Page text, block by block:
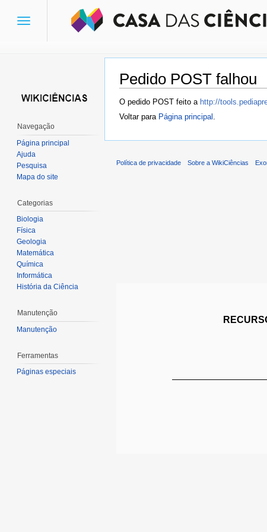
Pedido POST falhou
Ir para:navegação,pesquisa
O pedido POST feito a http://
Voltar para Página principal
Toggle
Navegação
Página principal
Ajuda
Pesquisa
Mapa do site
Categorias
Biologia
Física
Geologia
Matemática
Química
Informática
História da Ciência
Manutenção
Manutenção
Ferramentas
Páginas especiais
Política de privacidade Sobre a WikiCiências